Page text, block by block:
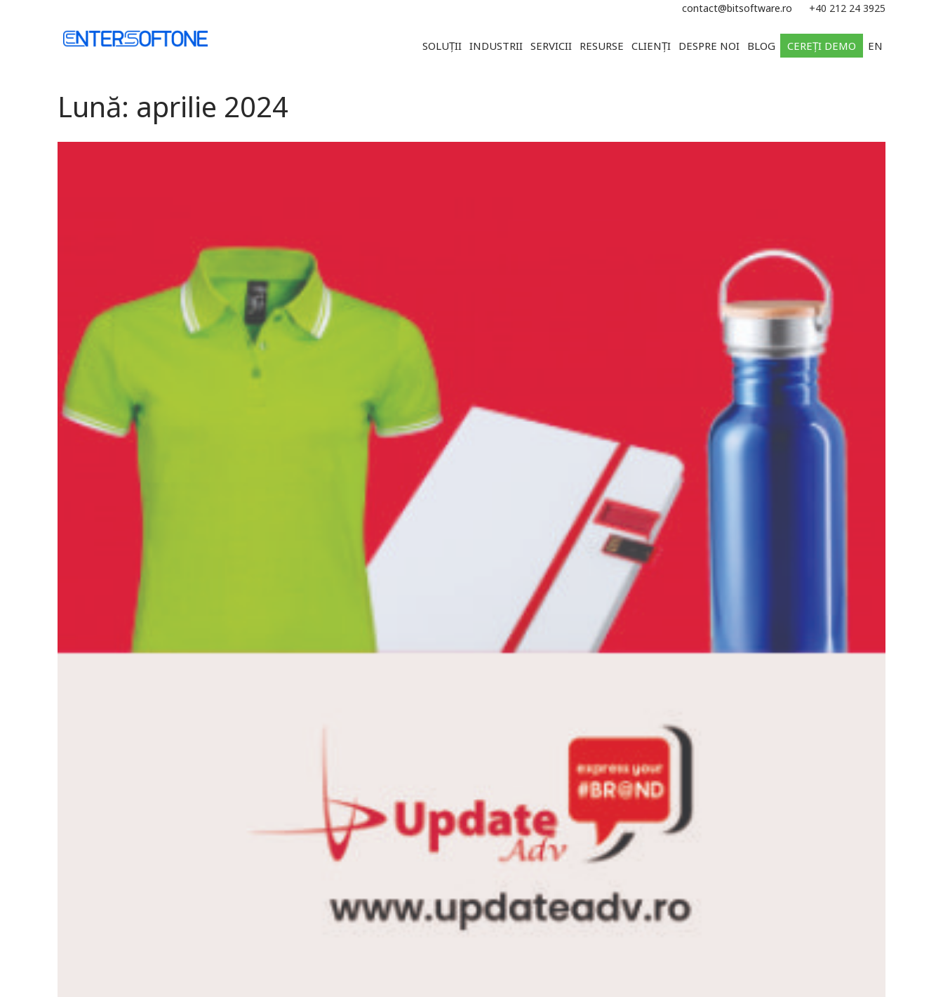
contact@bitsoftware.ro +40 212 24 3925
Home SOLUȚII INDUSTRII SERVICII RESURSE CLIENȚI DESPRE NOI BLOG CEREȚI DEMO EN
Lună: aprilie 2024